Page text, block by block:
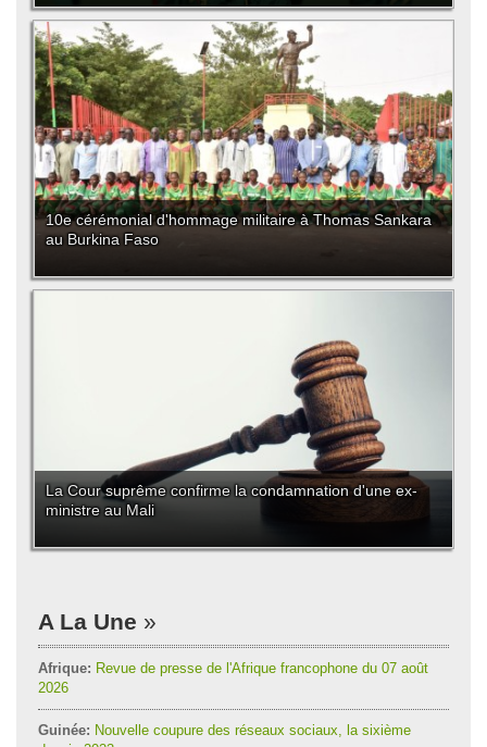
10e cérémonial d'hommage militaire à Thomas Sankara
au Burkina Faso
La Cour suprême confirme la condamnation d'une ex-
ministre au Mali
A La Une
Afrique: Revue de presse de l'Afrique francophone du 07 août
2026
Guinée: Nouvelle coupure des réseaux sociaux, la sixième